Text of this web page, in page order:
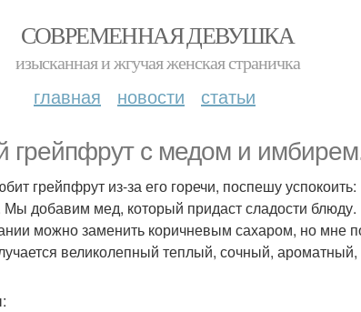
СОВРЕМЕННАЯ ДЕВУШКА
изысканная и жгучая женская страничка
главная новости статьи
грейпфрут с медом и
грейпфрут из-за его горечи, поспешу
Мы добавим мед, который придаст сладости блюду.
можно заменить коричневым сахаром, но мне
великолепный теплый, сочный, ароматный,